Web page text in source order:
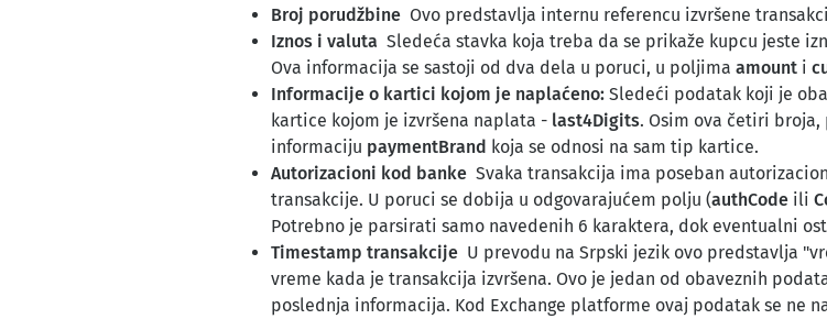
Broj porudžbine Ovo predstavlja internu referencu izvršene
Iznos i valuta Sledeća stavka koja treba da se prikaže kupcu jeste
Ova informacija se sastoji od dva dela u poruci, u poljima amount i
Informacije o kartici kojom je naplaćeno: Sledeći podatak koji je
kartice kojom je izvršena naplata - last4Digits. Osim ova četiri
informaciju paymentBrand koja se odnosi na sam tip kartice.
Autorizacioni kod banke Svaka transakcija ima poseban
transakcije. U poruci se dobija u odgovarajućem polju (authCode ili
Potrebno je parsirati samo navedenih 6 karaktera, dok eventualni
Timestamp transakcije U prevodu na Srpski jezik ovo predstavlja
vreme kada je transakcija izvršena. Ovo je jedan od obaveznih
poslednja informacija. Kod Exchange platforme ovaj podatak se ne